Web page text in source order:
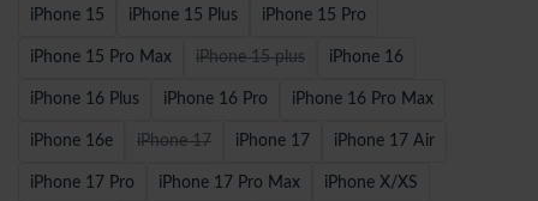
iPhone 15 iPhone 15 Plus iPhone 15 Pro
iPhone 15 Pro Max iPhone 15 plus iPhone 16
iPhone 16 Plus iPhone 16 Pro iPhone 16 Pro Max
iPhone 16e iPhone 17 iPhone 17 iPhone 17 Air
iPhone 17 Pro iPhone 17 Pro Max iPhone X/XS